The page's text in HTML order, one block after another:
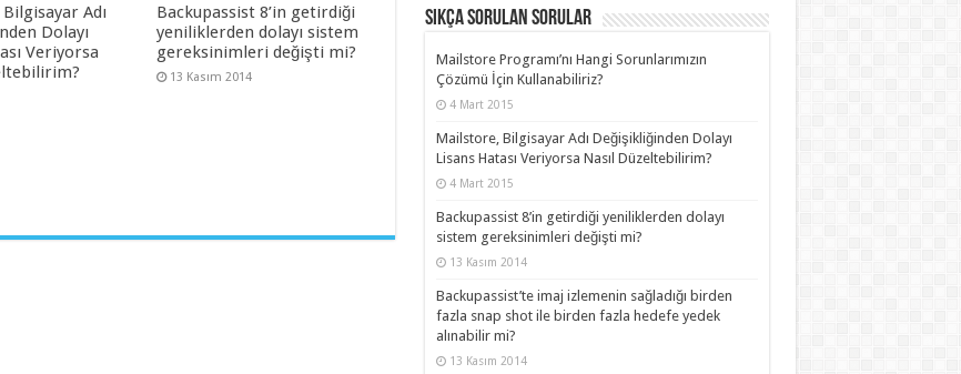
Adı
Dolayı
Veriyorsa
Backupassist 8’in getirdiği
yeniliklerden dolayı sistem
gereksinimleri değişti mi?
13 Kasım 2014
Sıkça Sorulan Sorular
Mailstore Programı’nı Hangi Sorunlarımızın
Çözümü İçin Kullanabiliriz?
4 Mart 2015
Mailstore, Bilgisayar Adı Değişikliğinden Dolayı
Lisans Hatası Veriyorsa Nasıl Düzeltebilirim?
4 Mart 2015
Backupassist 8’in getirdiği yeniliklerden dolayı
sistem gereksinimleri değişti mi?
13 Kasım 2014
Backupassist’te imaj izlemenin sağladığı birden
fazla snap shot ile birden fazla hedefe yedek
alınabilir mi?
13 Kasım 2014